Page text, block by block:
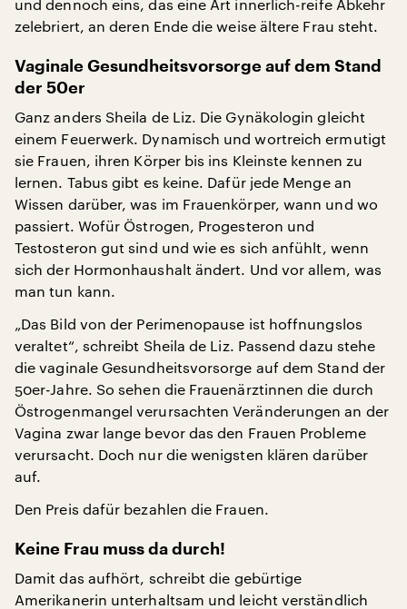
und dennoch eins, das eine Art innerlich-reife Abkehr
zelebriert, an deren Ende die weise ältere Frau steht.
Vaginale Gesundheitsvorsorge auf dem Stand
der 50er
Ganz anders Sheila de Liz. Die Gynäkologin gleicht
einem Feuerwerk. Dynamisch und wortreich ermutigt
sie Frauen, ihren Körper bis ins Kleinste kennen zu
lernen. Tabus gibt es keine. Dafür jede Menge an
Wissen darüber, was im Frauenkörper, wann und wo
passiert. Wofür Östrogen, Progesteron und
Testosteron gut sind und wie es sich anfühlt, wenn
sich der Hormonhaushalt ändert. Und vor allem, was
man tun kann.
„Das Bild von der Perimenopause ist hoffnungslos
veraltet“, schreibt Sheila de Liz. Passend dazu stehe
die vaginale Gesundheitsvorsorge auf dem Stand der
50er-Jahre. So sehen die Frauenärztinnen die durch
Östrogenmangel verursachten Veränderungen an der
Vagina zwar lange bevor das den Frauen Probleme
verursacht. Doch nur die wenigsten klären darüber
auf.
Den Preis dafür bezahlen die Frauen.
Keine Frau muss da durch!
Damit das aufhört, schreibt die gebürtige
Amerikanerin unterhaltsam und leicht verständlich